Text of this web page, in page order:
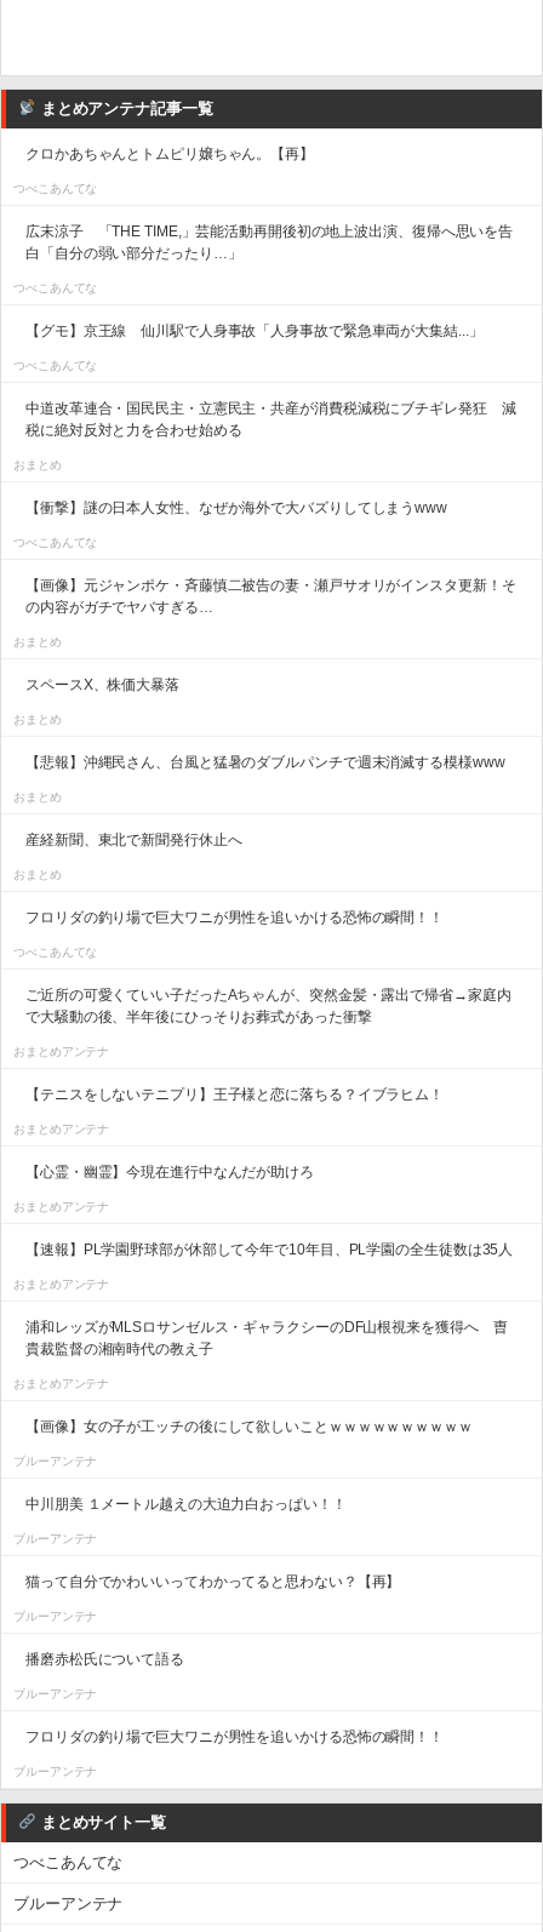
まとめアンテナ記事一覧
クロかあちゃんとトムピリ嬢ちゃん。【再】
つべこあんてな
広末涼子 「THE TIME,」芸能活動再開後初の地上波出演、復帰へ思いを告
白「自分の弱い部分だったり…」
つべこあんてな
【グモ】京王線 仙川駅で人身事故「人身事故で緊急車両が大集結...」
つべこあんてな
中道改革連合・国民民主・立憲民主・共産が消費税減税にブチギレ発狂 減
税に絶対反対と力を合わせ始める
おまとめ
【衝撃】謎の日本人女性、なぜか海外で大バズりしてしまうwww
つべこあんてな
【画像】元ジャンポケ・斉藤慎二被告の妻・瀬戸サオリがインスタ更新！そ
の内容がガチでヤバすぎる…
おまとめ
スペースX、株価大暴落
おまとめ
【悲報】沖縄民さん、台風と猛暑のダブルパンチで週末消滅する模様www
おまとめ
産経新聞、東北で新聞発行休止へ
おまとめ
フロリダの釣り場で巨大ワニが男性を追いかける恐怖の瞬間！！
つべこあんてな
ご近所の可愛くていい子だったAちゃんが、突然金髪・露出で帰省→家庭内
で大騒動の後、半年後にひっそりお葬式があった衝撃
おまとめアンテナ
【テニスをしないテニプリ】王子様と恋に落ちる？イブラヒム！
おまとめアンテナ
【心霊・幽霊】今現在進行中なんだが助けろ
おまとめアンテナ
【速報】PL学園野球部が休部して今年で10年目、PL学園の全生徒数は35人
おまとめアンテナ
浦和レッズがMLSロサンゼルス・ギャラクシーのDF山根視来を獲得へ 曺
貴裁監督の湘南時代の教え子
おまとめアンテナ
【画像】女の子が工ッチの後にして欲しいことｗｗｗｗｗｗｗｗｗｗ
ブルーアンテナ
中川朋美 １メートル越えの大迫力白おっぱい！！
ブルーアンテナ
猫って自分でかわいいってわかってると思わない？【再】
ブルーアンテナ
播磨赤松氏について語る
ブルーアンテナ
フロリダの釣り場で巨大ワニが男性を追いかける恐怖の瞬間！！
ブルーアンテナ
まとめサイト一覧
つべこあんてな
ブルーアンテナ